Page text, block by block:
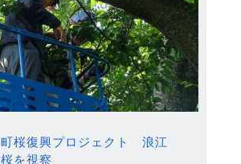
桜復興プロジェクト 浪江
を視察